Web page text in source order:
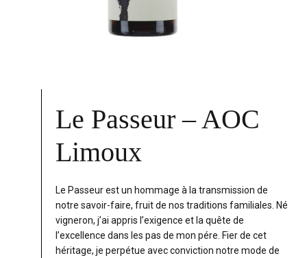
Le Passeur – AOC
Limoux
Le Passeur est un hommage à la transmission de
notre savoir-faire, fruit de nos traditions familiales. Né
vigneron, j’ai appris l’exigence et la quête de
l’excellence dans les pas de mon pére. Fier de cet
héritage, je perpétue avec conviction notre mode de